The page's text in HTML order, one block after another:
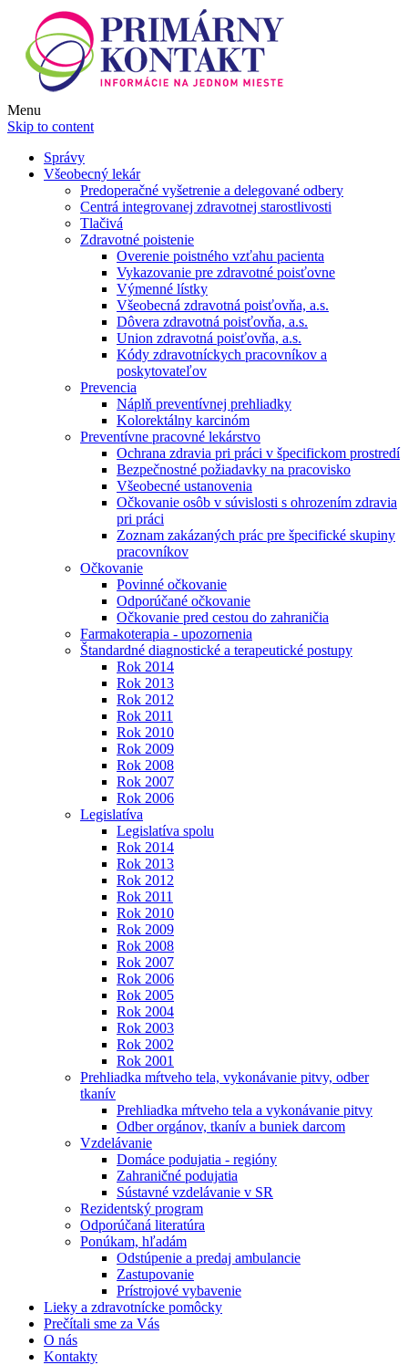
Menu
Skip to content
Správy
Všeobecný lekár
Predoperačné vyšetrenie a delegované odbery
Centrá integrovanej zdravotnej starostlivosti
Tlačivá
Zdravotné poistenie
Overenie poistného vzťahu pacienta
Vykazovanie pre zdravotné poisťovne
Výmenné lístky
Všeobecná zdravotná poisťovňa, a.s.
Dôvera zdravotná poisťovňa, a.s.
Union zdravotná poisťovňa, a.s.
Kódy zdravotníckych pracovníkov a
poskytovateľov
Prevencia
Náplň preventívnej prehliadky
Kolorektálny karcinóm
Preventívne pracovné lekárstvo
Ochrana zdravia pri práci v špecifickom prostredí
Bezpečnostné požiadavky na pracovisko
Všeobecné ustanovenia
Očkovanie osôb v súvislosti s ohrozením zdravia
pri práci
Zoznam zakázaných prác pre špecifické skupiny
pracovníkov
Očkovanie
Povinné očkovanie
Odporúčané očkovanie
Očkovanie pred cestou do zahraničia
Farmakoterapia - upozornenia
Štandardné diagnostické a terapeutické postupy
Rok 2014
Rok 2013
Rok 2012
Rok 2011
Rok 2010
Rok 2009
Rok 2008
Rok 2007
Rok 2006
Legislatíva
Legislatíva spolu
Rok 2014
Rok 2013
Rok 2012
Rok 2011
Rok 2010
Rok 2009
Rok 2008
Rok 2007
Rok 2006
Rok 2005
Rok 2004
Rok 2003
Rok 2002
Rok 2001
Prehliadka mŕtveho tela, vykonávanie pitvy, odber
tkanív
Prehliadka mŕtveho tela a vykonávanie pitvy
Odber orgánov, tkanív a buniek darcom
Vzdelávanie
Domáce podujatia - regióny
Zahraničné podujatia
Sústavné vzdelávanie v SR
Rezidentský program
Odporúčaná literatúra
Ponúkam, hľadám
Odstúpenie a predaj ambulancie
Zastupovanie
Prístrojové vybavenie
Lieky a zdravotnícke pomôcky
Prečítali sme za Vás
O nás
Kontakty